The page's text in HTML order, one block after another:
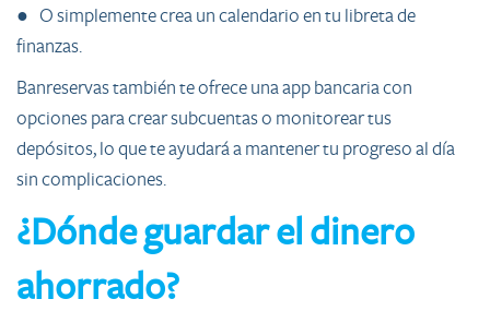
● O simplemente crea un calendario en tu libreta de
finanzas.
Banreservas también te ofrece una app bancaria con
opciones para crear subcuentas o monitorear tus
depósitos, lo que te ayudará a mantener tu progreso al día
sin complicaciones.
¿Dónde guardar el dinero
ahorrado?